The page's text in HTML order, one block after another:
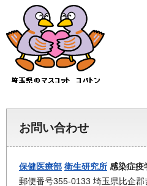
お問い合わせ
保健医療部 衛生研究所 感染症疫
郵便番号355-0133 埼玉県比企郡